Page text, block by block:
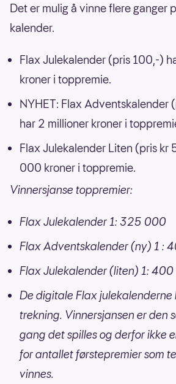
Det er mulig å vinne flere ganger
kalender.
Flax Julekalender (pris 100,-)
kroner i toppremie.
NYHET: Flax Adventskalender
har 2 millioner kroner i
Flax Julekalender Liten (pris
000 kroner i toppremie.
Vinnersjanse toppremier:
Flax Julekalender 1: 325 000
Flax Adventskalender (ny) 1 :
Flax Julekalender (liten) 1:
De digitale Flax
trekning. Vinnersjansen er den
gang det spilles og derfor ikke
for antallet førstepremier som
vinnes.